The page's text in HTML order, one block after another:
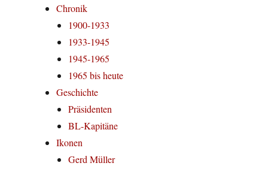
Chronik
1900-1933
1933-1945
1945-1965
1965 bis heute
Geschichte
Präsidenten
BL-Kapitäne
Ikonen
Gerd Müller